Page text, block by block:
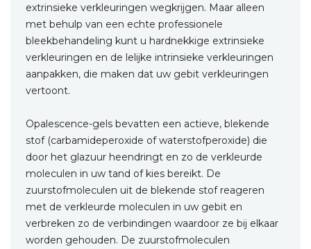
extrinsieke verkleuringen wegkrijgen. Maar alleen
met behulp van een echte professionele
bleekbehandeling kunt u hardnekkige extrinsieke
verkleuringen en de lelijke intrinsieke verkleuringen
aanpakken, die maken dat uw gebit verkleuringen
vertoont.
Opalescence-gels bevatten een actieve, blekende
stof (carbamideperoxide of waterstofperoxide) die
door het glazuur heendringt en zo de verkleurde
moleculen in uw tand of kies bereikt. De
zuurstofmoleculen uit de blekende stof reageren
met de verkleurde moleculen in uw gebit en
verbreken zo de verbindingen waardoor ze bij elkaar
worden gehouden. De zuurstofmoleculen